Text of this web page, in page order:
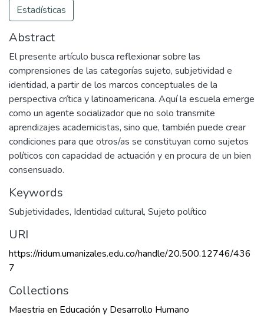
Estadísticas
Abstract
El presente artículo busca reflexionar sobre las
comprensiones de las categorías sujeto, subjetividad e
identidad, a partir de los marcos conceptuales de la
perspectiva crítica y latinoamericana. Aquí la escuela emerge
como un agente socializador que no solo transmite
aprendizajes academicistas, sino que, también puede crear
condiciones para que otros/as se constituyan como sujetos
políticos con capacidad de actuación y en procura de un bien
consensuado.
Keywords
Subjetividades, Identidad cultural, Sujeto político
URI
https://ridum.umanizales.edu.co/handle/20.500.12746/436
7
Collections
Maestria en Educación y Desarrollo Humano